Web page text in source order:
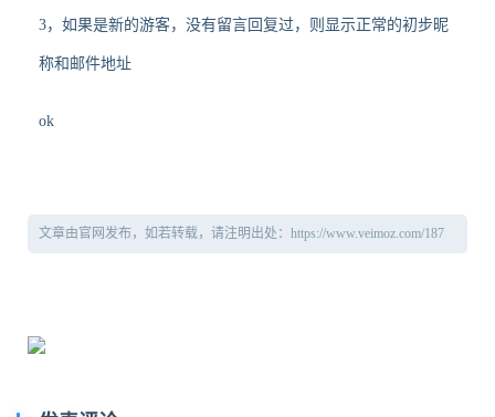
3，如果是新的游客，没有留言回复过，则显示正常的初步昵
称和邮件地址
ok
文章由官网发布，如若转载，请注明出处：https://www.veimoz.com/187